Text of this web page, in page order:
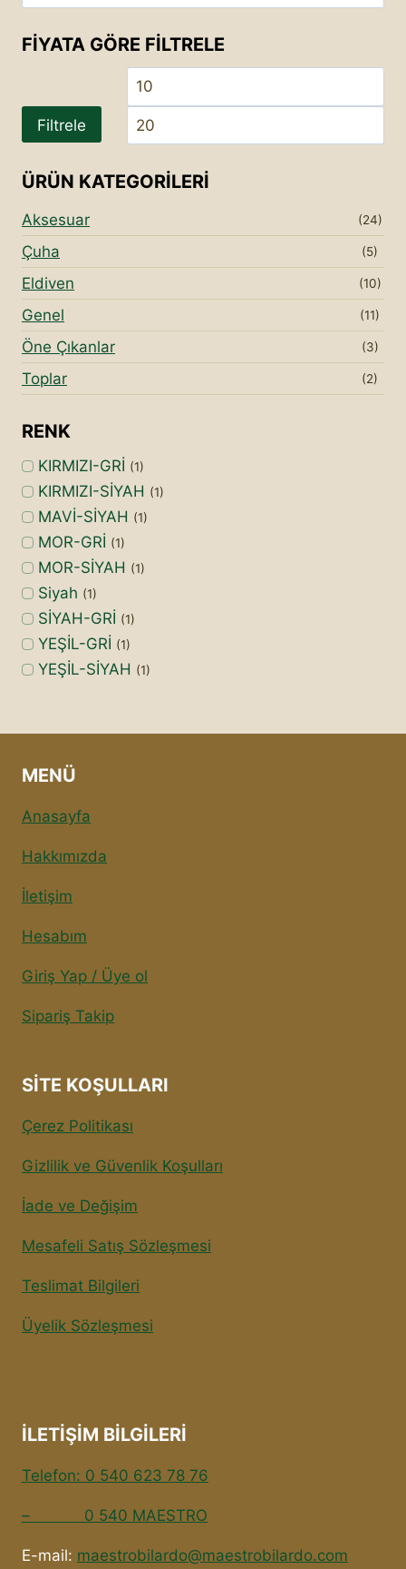
FIYATA GÖRE FILTRELE
En
düşük
fiyat
Filtrele
ÜRÜN KATEGORILERI
Aksesuar (24)
Çuha (5)
Eldiven (10)
Genel (11)
Öne Çıkanlar (3)
Toplar (2)
RENK
KIRMIZI-GRİ (1)
KIRMIZI-SİYAH (1)
MAVİ-SİYAH (1)
MOR-GRİ (1)
MOR-SİYAH (1)
Siyah (1)
SİYAH-GRİ (1)
YEŞİL-GRİ (1)
YEŞİL-SİYAH (1)
MENÜ
Anasayfa
Hakkımızda
İletişim
Hesabım
Giriş Yap / Üye ol
Sipariş Takip
SITE KOŞULLARI
Çerez Politikası
Gizlilik ve Güvenlik Koşulları
İade ve Değişim
Mesafeli Satış Sözleşmesi
Teslimat Bilgileri
Üyelik Sözleşmesi
İLETİŞİM BİLGİLERİ
Telefon: 0 540 623 78 76
– 0 540 MAESTRO
E-mail: maestrobilardo@maestrobilardo.com